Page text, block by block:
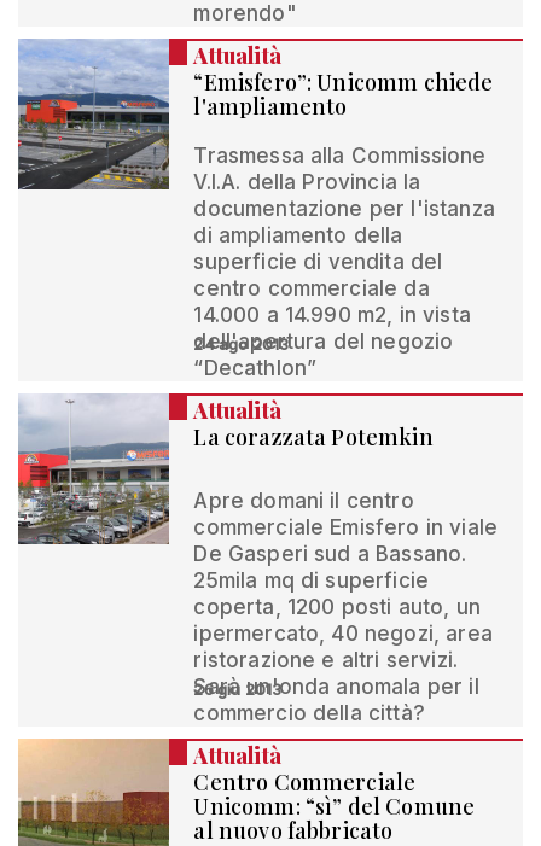
morendo"
Attualità
“Emisfero”: Unicomm chiede
l'ampliamento
Trasmessa alla Commissione
V.I.A. della Provincia la
documentazione per l'istanza
di ampliamento della
superficie di vendita del
centro commerciale da
14.000 a 14.990 m2, in vista
dell'apertura del negozio
“Decathlon”
24 ago 2013
Attualità
La corazzata Potemkin
Apre domani il centro
commerciale Emisfero in viale
De Gasperi sud a Bassano.
25mila mq di superficie
coperta, 1200 posti auto, un
ipermercato, 40 negozi, area
ristorazione e altri servizi.
Sarà un'onda anomala per il
commercio della città?
26 giu 2013
Attualità
Centro Commerciale
Unicomm: “sì” del Comune
al nuovo fabbricato